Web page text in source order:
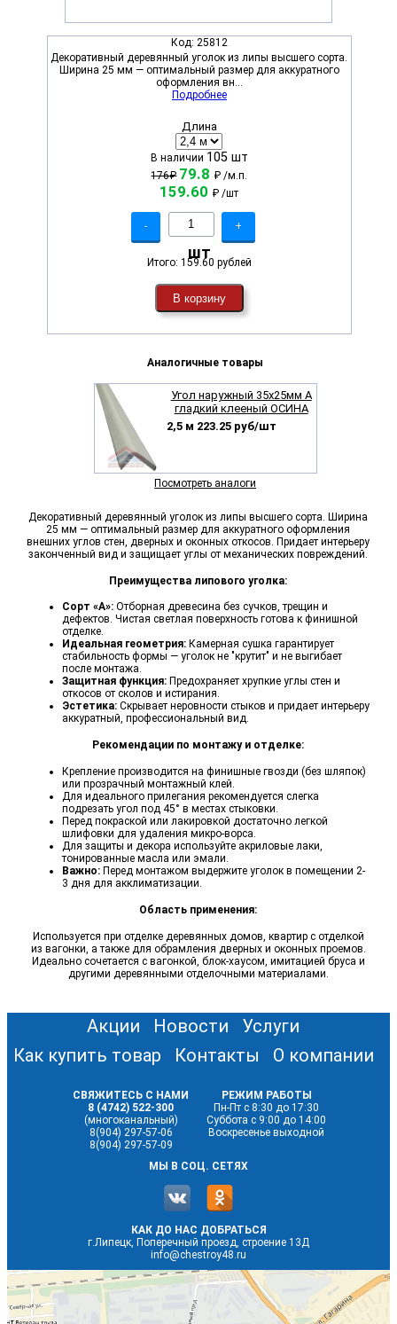
Код: 25812
Декоративный деревянный уголок из липы высшего сорта.
Ширина 25 мм — оптимальный размер для аккуратного
оформления вн...
Подробнее
Длина
В наличии 105 шт
176₽ 79.8 ₽ /м.п.
159.60 ₽ /шт
- +
шт
Итого: 159.60 рублей
В корзину
Аналогичные товары
Угол наружный 35х25мм А
гладкий клееный ОСИНА
2,5 м 223.25 руб/шт
Посмотреть аналоги
Декоративный деревянный уголок из липы высшего сорта. Ширина
25 мм — оптимальный размер для аккуратного оформления
внешних углов стен, дверных и оконных откосов. Придает интерьеру
законченный вид и защищает углы от механических повреждений.
Преимущества липового уголка:
Сорт «А»:Отборная древесина без сучков, трещин и
дефектов. Чистая светлая поверхность готова к финишной
отделке.
Идеальная геометрия:Камерная сушка гарантирует
стабильность формы — уголок не "крутит" и не выгибает
после монтажа.
Защитная функция:Предохраняет хрупкие углы стен и
откосов от сколов и истирания.
Эстетика:Скрывает неровности стыков и придает интерьеру
аккуратный, профессиональный вид.
Рекомендации по монтажу и отделке:
Крепление производится на финишные гвозди (без шляпок)
или прозрачный монтажный клей.
Для идеального прилегания рекомендуется слегка
подрезать угол под 45° в местах стыковки.
Перед покраской или лакировкой достаточно легкой
шлифовки для удаления микро-ворса.
Для защиты и декора используйте акриловые лаки,
тонированные масла или эмали.
Важно:Перед монтажом выдержите уголок в помещении 2-
3 дня для акклиматизации.
Область применения:
Используется при отделке деревянных домов, квартир с отделкой
из вагонки, а также для обрамления дверных и оконных проемов.
Идеально сочетается с вагонкой, блок-хаусом, имитацией бруса и
другими деревянными отделочными материалами.
Акции Новости
Услуги
Как купить товар
Контакты О компании
СВЯЖИТЕСЬ С НАМИ
8 (4742) 522-300
(многоканальный)
8(904) 297-57-06
8(904) 297-57-09
РЕЖИМ РАБОТЫ
Пн-Пт с 8:30 до 17:30
Суббота с 9:00 до 14:00
Воскресенье выходной
МЫ В СОЦ. СЕТЯХ
КАК ДО НАС ДОБРАТЬСЯ
г.Липецк, Поперечный проезд, строение 13Д
info@chestroy48.ru